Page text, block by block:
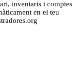
inventaris i comptes
en el teu